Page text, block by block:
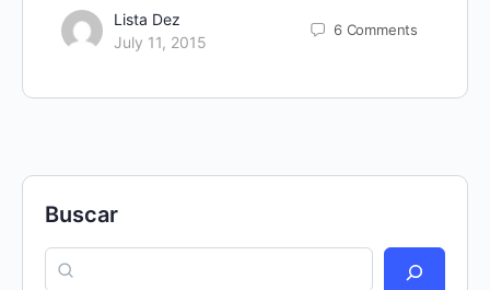
Lista Dez
July 11, 2015
6 Comments
Buscar